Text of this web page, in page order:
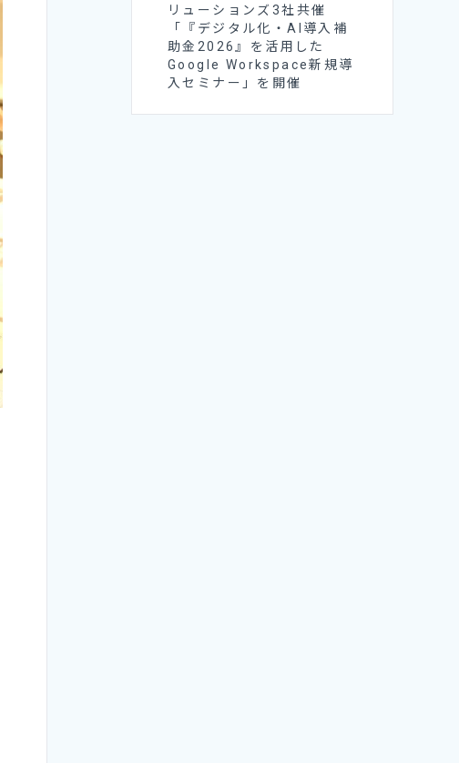
リューションズ3社共催
「『デジタル化・AI導入補
助金2026』を活用した
Google Workspace新規導
入セミナー」を開催